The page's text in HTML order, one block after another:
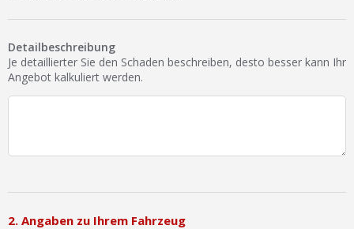
Ist Ihre Werkstatt schon dabei?
Werkstatt Login
Detailbeschreibung
Je detaillierter Sie den Schaden beschreiben, desto besser kann Ihr
Angebot kalkuliert werden.
2. Angaben zu Ihrem Fahrzeug